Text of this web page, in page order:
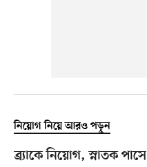
নিয়োগ নিয়ে আরও পড়ুন
ব্র্যাকে নিয়োগ, স্নাতক পাসে